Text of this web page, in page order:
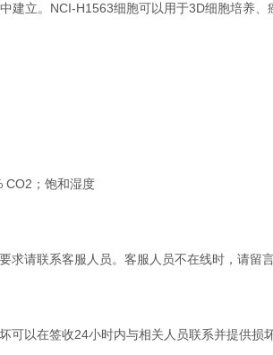
立。NCI-H1563细胞可以用于3D细胞培养、
CO2；饱和湿度
请联系客服人员。客服人员不在线时，请留
可以在签收24小时内与相关人员联系并提供损